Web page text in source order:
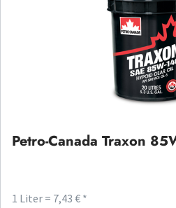
Petro-Canada Traxon
1 Liter = 7,43 € *